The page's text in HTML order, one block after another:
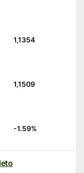
1,1354
1,1509
-1.59%